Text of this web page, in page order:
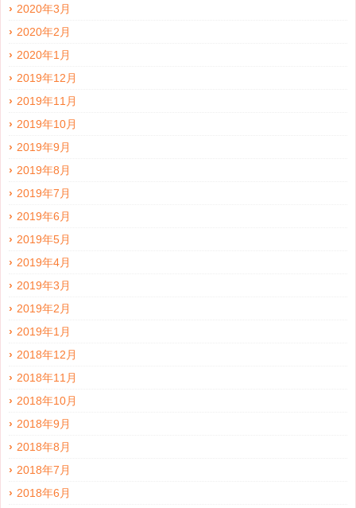
2020年3月
2020年2月
2020年1月
2019年12月
2019年11月
2019年10月
2019年9月
2019年8月
2019年7月
2019年6月
2019年5月
2019年4月
2019年3月
2019年2月
2019年1月
2018年12月
2018年11月
2018年10月
2018年9月
2018年8月
2018年7月
2018年6月